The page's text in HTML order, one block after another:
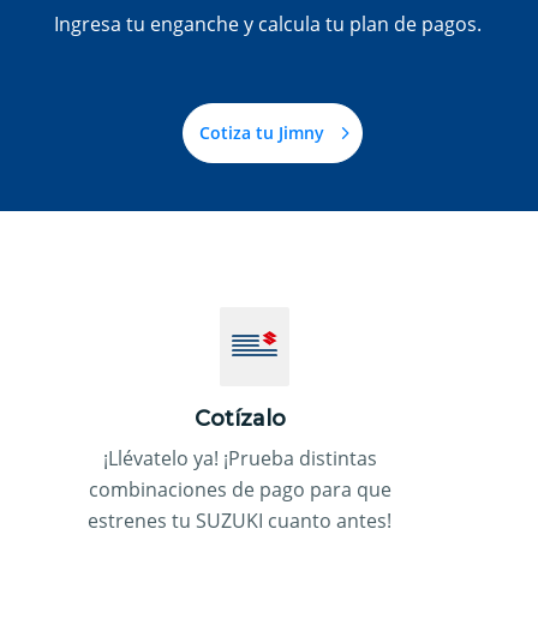
Ingresa tu enganche y calcula tu plan de pagos.
Cotiza tu Jimny
Cotízalo
¡Llévatelo ya! ¡Prueba distintas
combinaciones de pago para que
estrenes tu SUZUKI cuanto antes!